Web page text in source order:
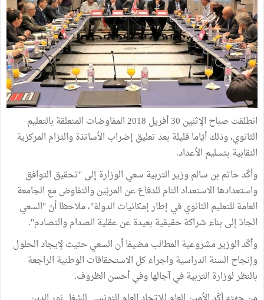
انطلقت صباح الإثنين 30 أفريل 2018 المفاوضات المتعلقة بالتعليم
الثانوي، وذلك أيّاما قليلة بعد تعليق إضراب الأساتذة والتزام المركزية
النقابية بتسليم الأعداد.
وأكّد حاتم بن سالم وزير التربية سعي الوزارة إلى "تحقيق التوافق
واستعدادها الاستعداد التام للدفاع عن المربّين والتفاوض مع الجامعة
العامة للتعليم الثانوي في إطار إمكانيات الدولة"، ملاحظا أنّ "السعي
الجادّ إلى بناء شراكة حقيقية بعيدة عن عقلية الصدام والتصادم".
وأكّد الوزير مشروعية المطالب مضيفا أن السعي حثيث لإيجاد الحلول
وإنجاح السنة الدراسية واجراء كل الاستحقاقات الوطنية الراجعة
بالنظر لوزارة التربية في آجالها وفي أحسن الظروف.